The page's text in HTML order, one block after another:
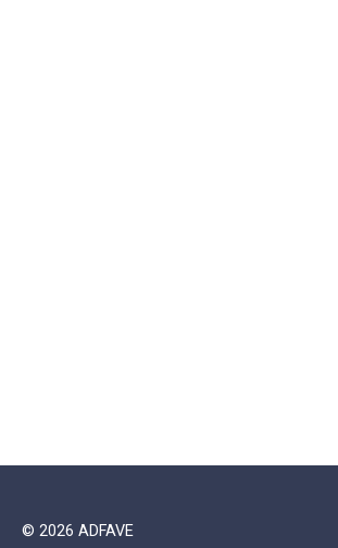
© 2026 ADFAVE